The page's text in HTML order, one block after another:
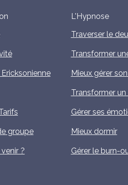
groupe
?
L'Hypnose
Traverser le
Transformer
Mieux gérer
Transformer
Gérer ses
Mieux dormir
Gérer le burn-